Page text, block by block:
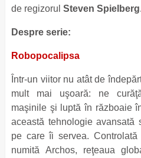
de regizorul Steven Spielberg.
Despre serie:
Robopocalipsa
Într-un viitor nu atât de
mult mai uşoară: ne
maşinile şi luptă în războaie
această tehnologie avansată
pe care îi servea.
numită Archos, reţeaua